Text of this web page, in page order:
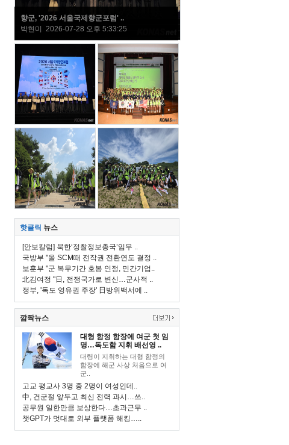
향군, '2026 서울국제향군포럼' ..
박현미 2026-07-28 오후 5:33:25
핫클릭 뉴스
[안보칼럼] 북한‘정찰정보총국’임무 ..
국방부 "올 SCM때 전작권 전환연도 결정 ..
보훈부 "군 복무기간 호봉 인정, 민간기업..
北김여정 "日, 전쟁국가로 변신…군사적 ..
정부, '독도 영유권 주장' 日방위백서에 ..
깜짝뉴스
대형 함정 함장에 여군 첫 임
명…독도함 지휘 배선영 ..
대령이 지휘하는 대형 함정의
함장에 해군 사상 처음으로 여
군..
고교 평교사 3명 중 2명이 여성인데..
中, 건군절 앞두고 최신 전력 과시…쓰..
공무원 일한만큼 보상한다…초과근무 ..
챗GPT가 멋대로 외부 플랫폼 해킹…..